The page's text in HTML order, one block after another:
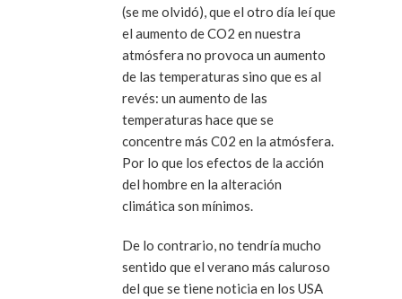
(se me olvidó), que el otro día leí que
el aumento de CO2 en nuestra
atmósfera no provoca un aumento
de las temperaturas sino que es al
revés: un aumento de las
temperaturas hace que se
concentre más C02 en la atmósfera.
Por lo que los efectos de la acción
del hombre en la alteración
climática son mínimos.
De lo contrario, no tendría mucho
sentido que el verano más caluroso
del que se tiene noticia en los USA